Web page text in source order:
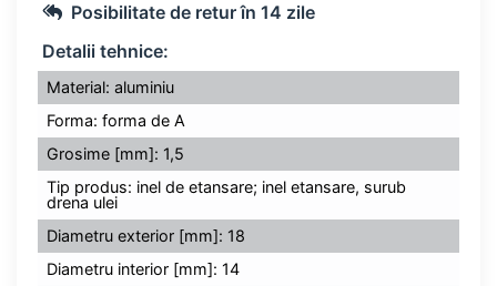
Posibilitate de retur în 14 zile
Detalii tehnice:
Material: aluminiu
Forma: forma de A
Grosime [mm]: 1,5
Tip produs: inel de etansare; inel etansare, surub
drena ulei
Diametru exterior [mm]: 18
Diametru interior [mm]: 14